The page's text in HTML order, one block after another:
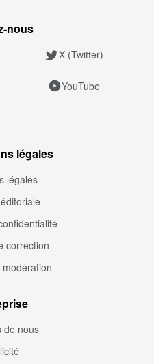
X (Twitter)
YouTube
légales
légales
correction
de nous